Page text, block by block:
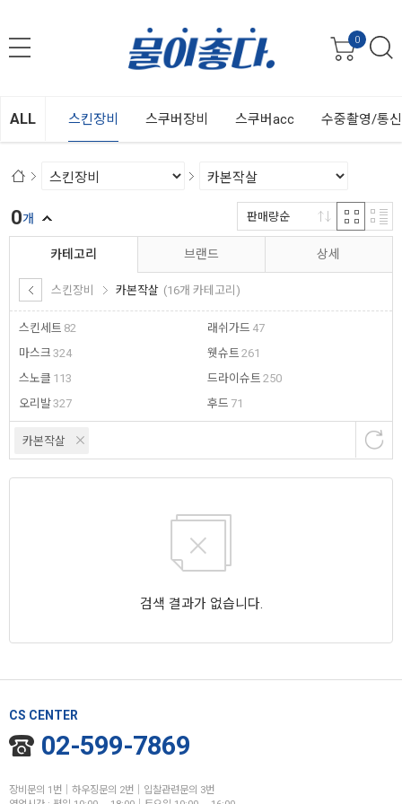
0
ALL 스킨장비 스쿠버장비 스쿠버acc 수중촬영/통
카테고리
스킨장비 카본작살 (16개 카테고리)
스킨세트 82
마스크 324
스노클 113
오리발327
래쉬가드 47
웻슈트 261
드라이슈트 250
후드 71
브랜드 상세
카본작살
0개 판매량순
검색 결과가 없습니다.
CS CENTER
02-599-7869
장비문의 1번│하우징문의 2번│입찰관련문의 3번